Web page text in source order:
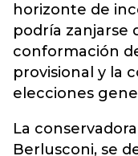
horizonte de
podría zanjarse
conformación
provisional y la
elecciones
La
Berlusconi, se